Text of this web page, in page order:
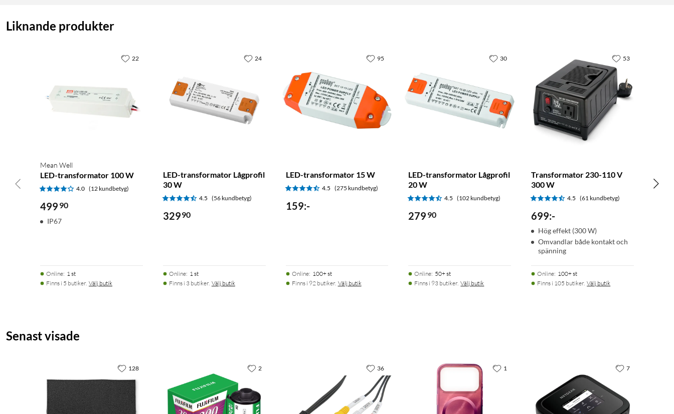
Liknande produkter
Mean Well
LED-transformator 100 W
4.0 (12 kundbetyg)
499 90
IP67
Online: 1 st
Finns i 5 butiker. Välj butik
22
LED-transformator Lågprofil
30 W
4.5 (56 kundbetyg)
32990
Online: 1 st
Finns i 3 butiker. Välj butik
24
LED-transformator 15 W
4.5 (275 kundbetyg)
159:-
Online: 100+ st
Finns i 92 butiker. Välj butik
95
LED-transformator Lågprofil
20 W
4.5 (102 kundbetyg)
279 90
Online: 50+ st
Finns i 93 butiker. Välj butik
30
Transformator 230-110 V
300 W
4.5 (61 kundbetyg)
699:-
Hög effekt (300 W)
Omvandlar både kontakt och
spänning
Online: 100+ st
Finns i 105 butiker. Välj butik
53
Senast visade
128 2 36 1 7